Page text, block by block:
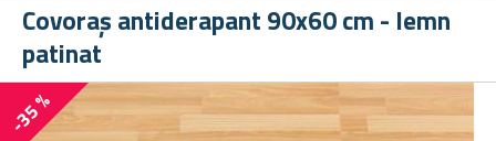
Covoraș antiderapant 90x60 cm - lemn
patinat
-35 %